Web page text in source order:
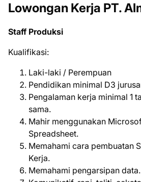
Lowongan Kerja PT.
Staff Produksi
Kualifikasi:
Laki-laki / Perempuan
Pendidikan minimal D3
Pengalaman kerja minimal 1
sama.
Mahir menggunakan
Spreadsheet.
Memahami cara pembuatan
Kerja.
Memahami pengarsipan data.